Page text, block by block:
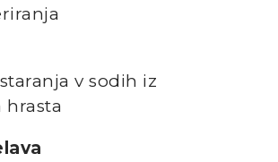
v sodih iz
hrasta